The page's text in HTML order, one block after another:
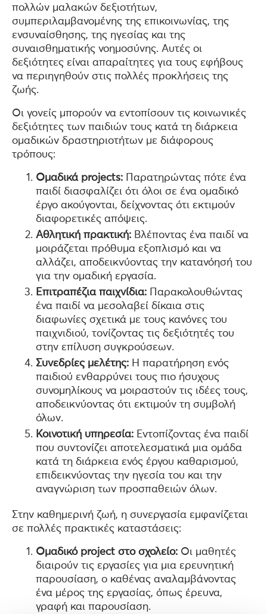
πολλών μαλακών δεξιοτήτων,
συμπεριλαμβανομένης της επικοινωνίας, της
ενσυναίσθησης, της ηγεσίας και της
συναισθηματικής νοημοσύνης. Αυτές οι
δεξιότητες είναι απαραίτητες για τους εφήβους
να περιηγηθούν στις πολλές προκλήσεις της
ζωής.
Οι γονείς μπορούν να εντοπίσουν τις κοινωνικές
δεξιότητες των παιδιών τους κατά τη διάρκεια
ομαδικών δραστηριοτήτων με διάφορους
τρόπους:
Ομαδικά projects: Παρατηρώντας πότε ένα
παιδί διασφαλίζει ότι όλοι σε ένα ομαδικό
έργο ακούγονται, δείχνοντας ότι εκτιμούν
διαφορετικές απόψεις.
Αθλητική πρακτική: Βλέποντας ένα παιδί να
μοιράζεται πρόθυμα εξοπλισμό και να
αλλάζει, αποδεικνύοντας την κατανόησή του
για την ομαδική εργασία.
Επιτραπέζια παιχνίδια: Παρακολουθώντας
ένα παιδί να μεσολαβεί δίκαια στις
διαφωνίες σχετικά με τους κανόνες του
παιχνιδιού, τονίζοντας τις δεξιότητές του
στην επίλυση συγκρούσεων.
Συνεδρίες μελέτης: Η παρατήρηση ενός
παιδιού ενθαρρύνει τους πιο ήσυχους
συνομηλίκους να μοιραστούν τις ιδέες τους,
αποδεικνύοντας ότι εκτιμούν τη συμβολή
όλων.
Κοινοτική υπηρεσία: Εντοπίζοντας ένα παιδί
που συντονίζει αποτελεσματικά μια ομάδα
κατά τη διάρκεια ενός έργου καθαρισμού,
επιδεικνύοντας την ηγεσία του και την
αναγνώριση των προσπαθειών όλων.
Στην καθημερινή ζωή, η συνεργασία εμφανίζεται
σε πολλές πρακτικές καταστάσεις:
Ομαδικό project στο σχολείο: Οι μαθητές
διαιρούν τις εργασίες για μια ερευνητική
παρουσίαση, ο καθένας αναλαμβάνοντας
ένα μέρος της εργασίας, όπως έρευνα,
γραφή και παρουσίαση.